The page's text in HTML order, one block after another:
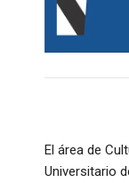
El área de
Universitario